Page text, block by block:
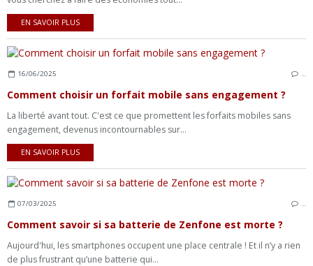
EN SAVOIR PLUS
16/06/2025 …
Comment choisir un forfait mobile sans engagement ?
La liberté avant tout. C'est ce que promettent les forfaits mobiles sans
engagement, devenus incontournables sur...
EN SAVOIR PLUS
07/03/2025
Comment savoir si sa batterie de Zenfone est morte ?
Aujourd'hui, les smartphones occupent une place centrale ! Et il n’y a rien
de plus frustrant qu’une batterie qui...